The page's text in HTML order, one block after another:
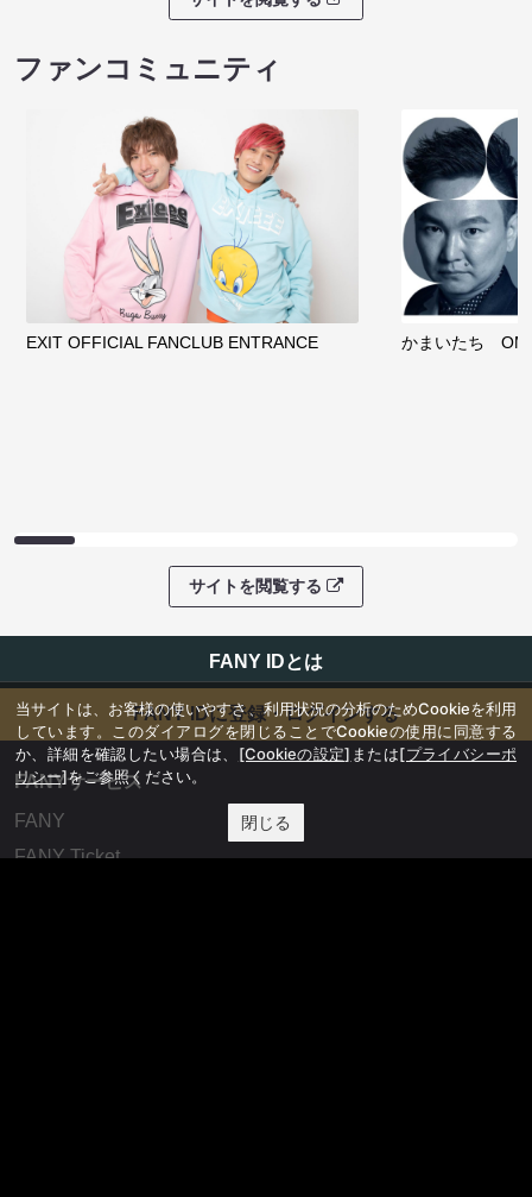
ファンコミュニティ
EXIT OFFICIAL FANCLUB ENTRANCE かまいたち
サイトを閲覧する
FANY IDとは
FANY IDに登録・ログインする
FANYサービス
FANY
FANY Ticket
当サイトは、お客様の使いやすさ、利用状況の分析のためCookieを利用
しています。このダイアログを閉じることでCookieの使用に同意する
か、詳細を確認したい場合は、 [Cookieの設定] または[プライバシーポ
リシー]をご参照ください。
閉じる